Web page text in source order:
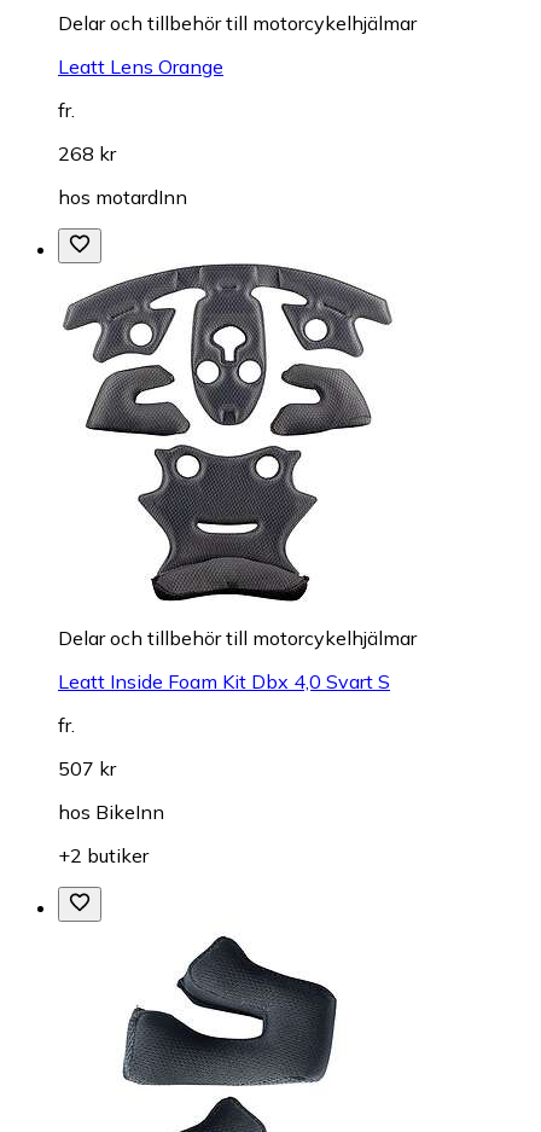
Delar och tillbehör till motorcykelhjälmar
Leatt Lens Orange
fr.
268 kr
hos motardInn
Delar och tillbehör till motorcykelhjälmar
Leatt Inside Foam Kit Dbx 4,0 Svart S
fr.
507 kr
hos BikeInn
+2 butiker